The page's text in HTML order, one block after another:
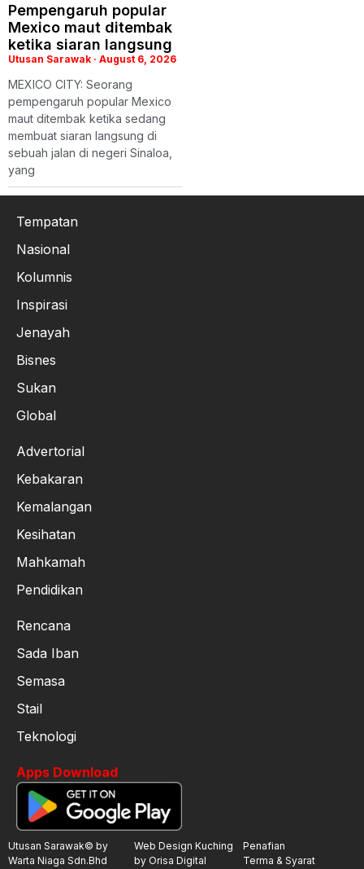
Pempengaruh popular
Mexico maut ditembak
ketika siaran langsung
Utusan Sarawak August 6, 2026
MEXICO CITY: Seorang
pempengaruh popular Mexico
maut ditembak ketika sedang
membuat siaran langsung di
sebuah jalan di negeri Sinaloa,
yang
Tempatan
Nasional
Kolumnis
Inspirasi
Jenayah
Bisnes
Sukan
Global
Advertorial
Kebakaran
Kemalangan
Kesihatan
Mahkamah
Pendidikan
Rencana
Sada Iban
Semasa
Stail
Teknologi
Apps Download
Utusan Sarawak© by
Warta Niaga Sdn.Bhd
Web Design Kuching
by Orisa Digital
Penafian
Terma & Syarat